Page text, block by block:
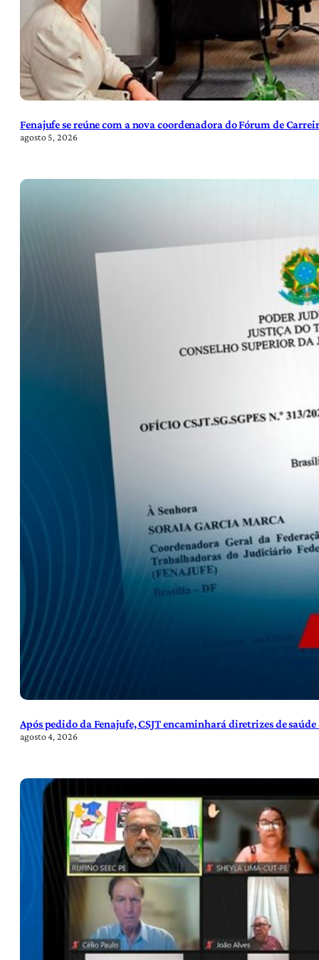
Fenajufe se reúne com a nova coordenadora do Fórum de
agosto 5, 2026
Após pedido da Fenajufe, CSJT encaminhará diretrizes de
agosto 4, 2026